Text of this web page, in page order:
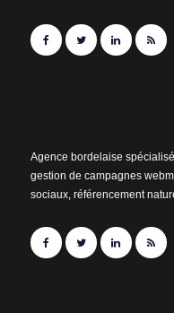
Agence bordelaise
gestion de campagnes
sociaux, référencement